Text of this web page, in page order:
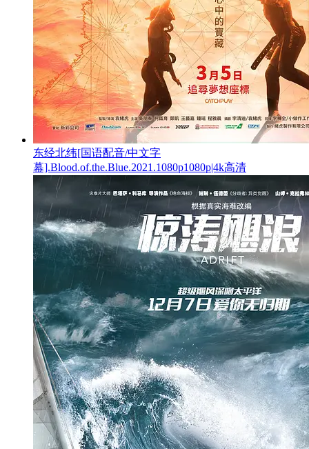
东经北纬[国语配音/中文字
幕].Blood.of.the.Blue.2021.1080p1080p|4k高清